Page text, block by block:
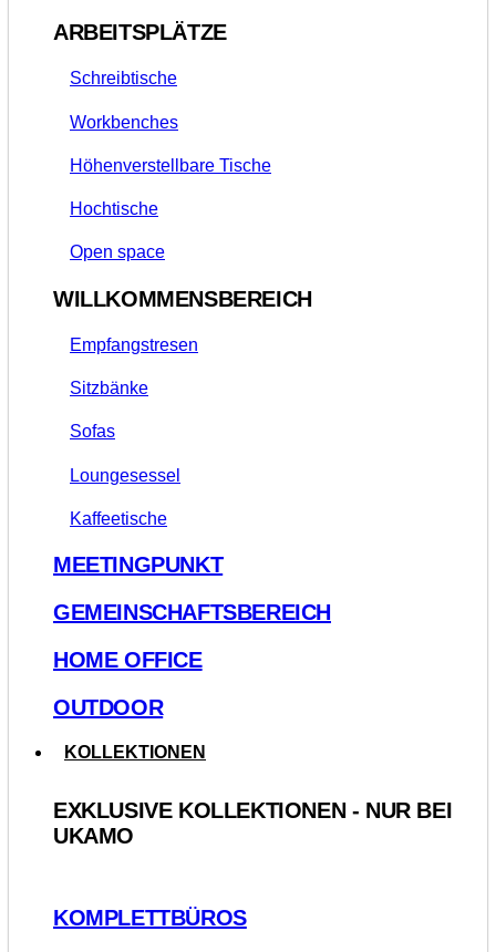
ARBEITSPLÄTZE
Schreibtische
Workbenches
Höhenverstellbare Tische
Hochtische
Open space
WILLKOMMENSBEREICH
Empfangstresen
Sitzbänke
Sofas
Loungesessel
Kaffeetische
MEETINGPUNKT
GEMEINSCHAFTSBEREICH
HOME OFFICE
OUTDOOR
KOLLEKTIONEN
EXKLUSIVE KOLLEKTIONEN - NUR BEI
UKAMO
KOMPLETTBÜROS